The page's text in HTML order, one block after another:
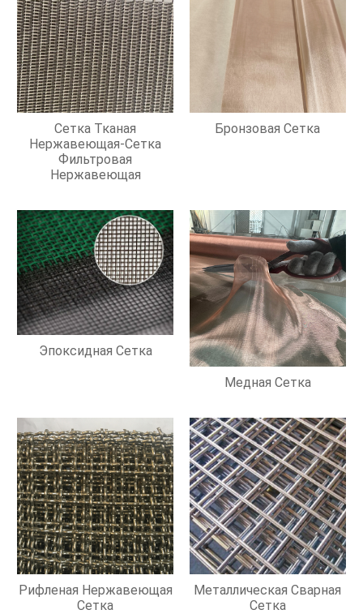
Сетка Тканая
Нержавеющая-Сетка
Фильтровая
Нержавеющая
Бронзовая Сетка
Эпоксидная Сетка
Медная Сетка
Рифленая Нержавеющая
Сетка
Металлическая Сварная
Сетка